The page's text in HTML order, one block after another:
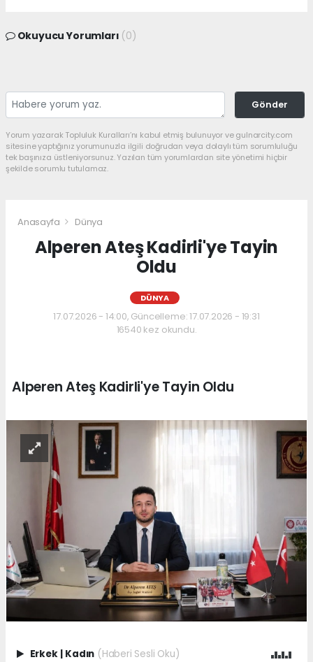
Okuyucu Yorumları (0)
Gönder
Yorum yazarak Topluluk Kuralları’nı kabul etmiş bulunuyor ve gulnarcity.com
sitesine yaptığınız yorumunuzla ilgili doğrudan veya dolaylı tüm sorumluluğu
tek başınıza üstleniyorsunuz. Yazılan tüm yorumlardan site yönetimi hiçbir
şekilde sorumlu tutulamaz.
Anasayfa Dünya
Alperen Ateş Kadirli'ye Tayin
Oldu
DÜNYA
17.07.2026 - 14:00, Güncelleme: 17.07.2026 - 19:31
16540 kez okundu.
Alperen Ateş Kadirli'ye Tayin Oldu
Erkek | Kadın (Haberi Sesli Oku)